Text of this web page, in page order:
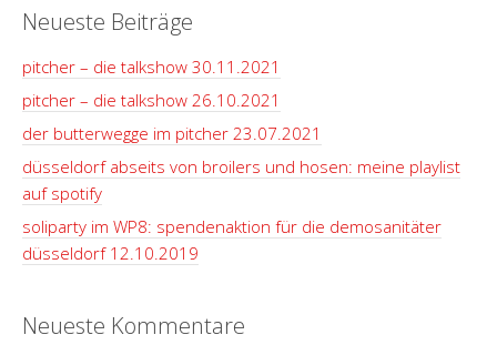
Neueste Beiträge
pitcher – die talkshow 30.11.2021
pitcher – die talkshow 26.10.2021
der butterwegge im pitcher 23.07.2021
düsseldorf abseits von broilers und hosen: meine playlist
auf spotify
soliparty im WP8: spendenaktion für die demosanitäter
düsseldorf 12.10.2019
Neueste Kommentare